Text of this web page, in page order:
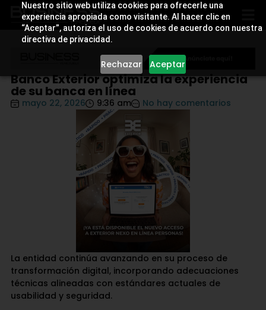
Nuestro sitio web utiliza cookies para ofrecerle una
experiencia apropiada como visitante. Al hacer clic en
“Aceptar”, autoriza el uso de cookies de acuerdo con nuestra
directiva de privacidad.
Rechazar Aceptar
Banco Exterior optimiza la experiencia
de su banca en línea
mayo 22, 2026 9:36 am No hay comentarios
La entidad continúa avanzando en su proceso de
transformación digital, incorporando adecuaciones
técnicas alineadas con estándares actuales de
usabilidad y seguridad.